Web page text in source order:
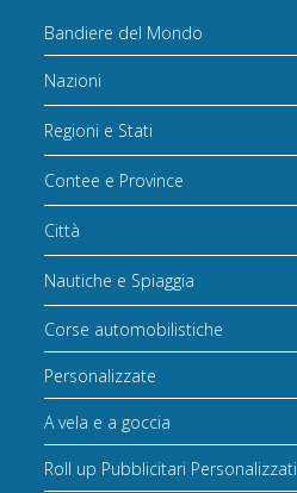
Bandiere del Mondo
Nazioni
Regioni e Stati
Contee e Province
Città
Nautiche e Spiaggia
Corse automobilistiche
Personalizzate
A vela e a goccia
Roll up Pubblicitari Personalizzati